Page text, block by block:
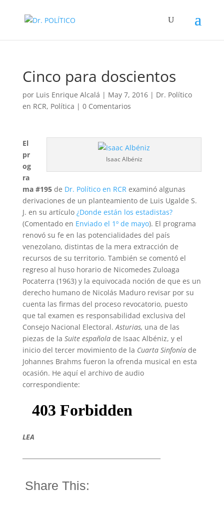
Cinco para doscientos
por Luis Enrique Alcalá | May 7, 2016| Dr. Político
en RCR, Política | 0 Comentarios
Isaac Albéniz
El
pr
og
ra
ma #195de Dr. Político en RCRexaminó algunas
derivaciones de un planteamiento de Luis Ugalde S.
J. en su artículo ¿Donde están los estadistas?
(Comentado en Enviado el 1º de mayo). El programa
renovó su fe en las potencialidades del país
venezolano, distintas de la mera extracción de
recursos de su territorio. También se comentó el
regreso al huso horario de Nicomedes Zuloaga
Pocaterra (1963) y la equivocada noción de que es un
derecho humano de Nicolás Maduro revisar por su
cuenta las firmas del proceso revocatorio, puesto
que tal examen es responsabilidad exclusiva del
Consejo Nacional Electoral.Asturias, una de las
piezas de la Suite españolade Isaac Albéniz, y el
inicio del tercer movimiento de la Cuarta Sinfoníade
Johannes Brahms fueron la ofrenda musical en esta
ocasión. He aquí el archivo de audio
correspondiente:
LEA
Share This: